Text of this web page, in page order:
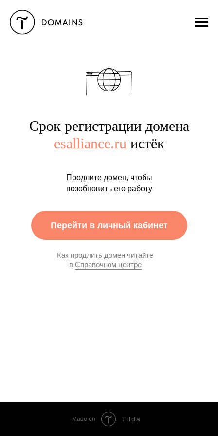
Срок регистрации домена
esalliance.ru истёк
Продлите домен, чтобы
возобновить его работу
Перейти в личный кабинет
Как продлить домен читайте
в Справочном центре
Made on Tilda